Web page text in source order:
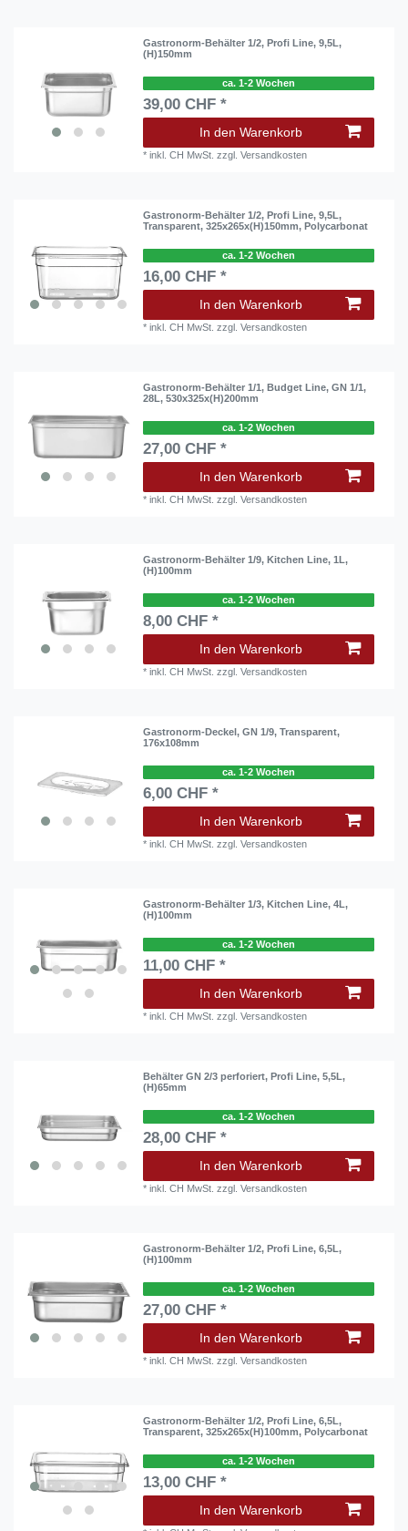
Gastronorm-Behälter 1/2, Profi Line, 9,5L,
(H)150mm
ca. 1-2 Wochen
39,00 CHF *
In den Warenkorb
*inkl. CH MwSt. zzgl.Versandkosten
Gastronorm-Behälter 1/2, Profi Line, 9,5L,
Transparent, 325x265x(H)150mm, Polycarbonat
ca. 1-2 Wochen
16,00 CHF *
In den Warenkorb
*inkl. CH MwSt. zzgl.Versandkosten
Gastronorm-Behälter 1/1, Budget Line, GN 1/1,
28L, 530x325x(H)200mm
ca. 1-2 Wochen
27,00 CHF *
In den Warenkorb
*inkl. CH MwSt. zzgl.Versandkosten
Gastronorm-Behälter 1/9, Kitchen Line, 1L,
(H)100mm
ca. 1-2 Wochen
8,00 CHF *
In den Warenkorb
*inkl. CH MwSt. zzgl.Versandkosten
Gastronorm-Deckel, GN 1/9, Transparent,
176x108mm
ca. 1-2 Wochen
6,00 CHF *
In den Warenkorb
*inkl. CH MwSt. zzgl.Versandkosten
Gastronorm-Behälter 1/3, Kitchen Line, 4L,
(H)100mm
ca. 1-2 Wochen
11,00 CHF *
In den Warenkorb
*inkl. CH MwSt. zzgl.Versandkosten
Behälter GN 2/3 perforiert, Profi Line, 5,5L,
(H)65mm
ca. 1-2 Wochen
28,00 CHF *
In den Warenkorb
*inkl. CH MwSt. zzgl.Versandkosten
Gastronorm-Behälter 1/2, Profi Line, 6,5L,
(H)100mm
ca. 1-2 Wochen
27,00 CHF *
In den Warenkorb
*inkl. CH MwSt. zzgl.Versandkosten
Gastronorm-Behälter 1/2, Profi Line, 6,5L,
Transparent, 325x265x(H)100mm, Polycarbonat
ca. 1-2 Wochen
13,00 CHF *
In den Warenkorb